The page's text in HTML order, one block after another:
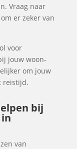
Vraag naar
er zeker van
voor
jouw woon-
om jouw
reistijd.
bij
van